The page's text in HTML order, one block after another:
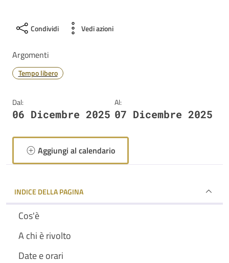
Condividi Vedi azioni
Argomenti
Tempo libero
Dal:
06 Dicembre 2025
Al:
07 Dicembre 2025
Aggiungi al calendario
INDICE DELLA PAGINA
Cos'è
A chi è rivolto
Date e orari